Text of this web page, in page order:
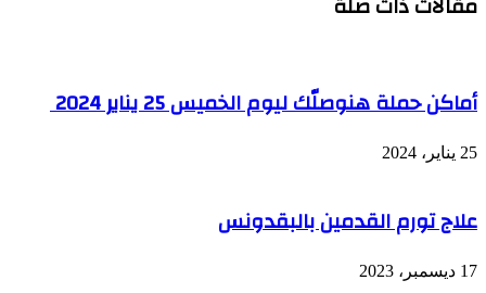
أماكن حملة هنوصلّك ليوم الخميس 25 يناير 2024
25 يناير، 2024
علاج تورم القدمين بالبقدونس
17 ديسمبر، 2023